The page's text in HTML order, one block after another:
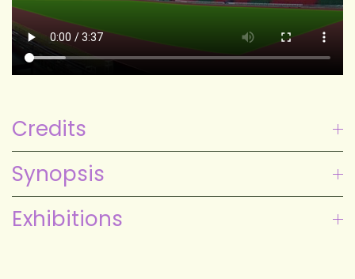
Credits
Synopsis
Exhibitions